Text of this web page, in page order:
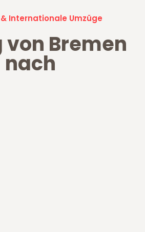
Internationale Umzüge
von Bremen
nach